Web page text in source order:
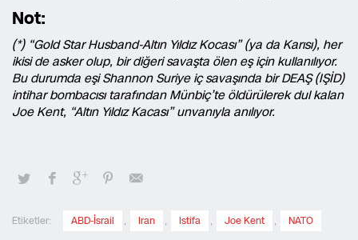
Not:
(*) “Gold Star Husband-Altın Yıldız Kocası” (ya da Karısı), her
ikisi de asker olup, bir diğeri savaşta ölen eş için kullanılıyor.
Bu durumda eşi Shannon Suriye iç savaşında bir DEAŞ (IŞİD)
intihar bombacısı tarafından Münbiç’te öldürülerek dul kalan
Joe Kent, “Altın Yıldız Kacası” unvanıyla anılıyor.
Etiketler: ABD-İsrail , Iran , Istifa , Joe Kent , NATO